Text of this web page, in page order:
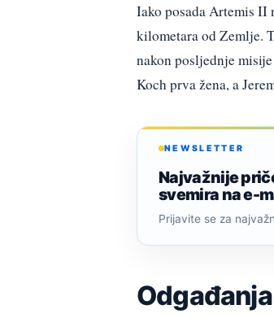
Iako posada Artemis II
kilometara od Zemlje.
nakon posljednje misije
Koch prva žena, a
NEWSLETTER
Najvažnije
svemira na e-
Prijavite se za